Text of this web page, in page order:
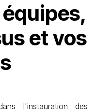
équipes,
etvos
l'instauration des